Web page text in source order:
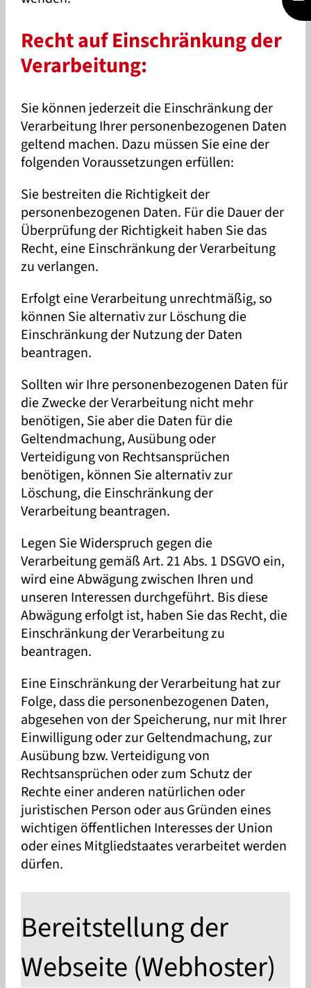
Recht auf Einschränkung der
Verarbeitung:
Sie können jederzeit die Einschränkung der
Verarbeitung Ihrer personenbezogenen Daten
geltend machen. Dazu müssen Sie eine der
folgenden Voraussetzungen erfüllen:
Sie bestreiten die Richtigkeit der
personenbezogenen Daten. Für die Dauer der
Überprüfung der Richtigkeit haben Sie das
Recht, eine Einschränkung der Verarbeitung
zu verlangen.
Erfolgt eine Verarbeitung unrechtmäßig, so
können Sie alternativ zur Löschung die
Einschränkung der Nutzung der Daten
beantragen.
Sollten wir Ihre personenbezogenen Daten für
die Zwecke der Verarbeitung nicht mehr
benötigen, Sie aber die Daten für die
Geltendmachung, Ausübung oder
Verteidigung von Rechtsansprüchen
benötigen, können Sie alternativ zur
Löschung, die Einschränkung der
Verarbeitung beantragen.
Legen Sie Widerspruch gegen die
Verarbeitung gemäß Art. 21 Abs. 1 DSGVO ein,
wird eine Abwägung zwischen Ihren und
unseren Interessen durchgeführt. Bis diese
Abwägung erfolgt ist, haben Sie das Recht, die
Einschränkung der Verarbeitung zu
beantragen.
Eine Einschränkung der Verarbeitung hat zur
Folge, dass die personenbezogenen Daten,
abgesehen von der Speicherung, nur mit Ihrer
Einwilligung oder zur Geltendmachung, zur
Ausübung bzw. Verteidigung von
Rechtsansprüchen oder zum Schutz der
Rechte einer anderen natürlichen oder
juristischen Person oder aus Gründen eines
wichtigen öffentlichen Interesses der Union
oder eines Mitgliedstaates verarbeitet werden
dürfen.
Bereitstellung der
Webseite (Webhoster)